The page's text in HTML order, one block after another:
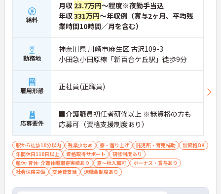
給料
月収 23.7万円～程度※夜勤手当込
年収331万円～年収例（賞与2ヶ月、平均残
業時間10時間／月を含む）
勤務地
神奈川県 川崎市麻生区 古沢109-3
小田急小田原線「新百合ケ丘駅」徒歩9分
雇用形態 正社員(正職員)
応募要件
■介護職員初任者研修以上 ※無資格の方も
応募可（資格支援制度あり）
駅から徒歩10分以内 残業少なめ 寮・借り上げ 託児所・育児補助
無資格OK
年間休日110日以上
資格取得サポート
研修制度あり
産休･育休･介護休暇取得実績あり
夏～秋入職可
ボーナス・賞与あり
社会保険完備
交通費支給 退職金制度あり